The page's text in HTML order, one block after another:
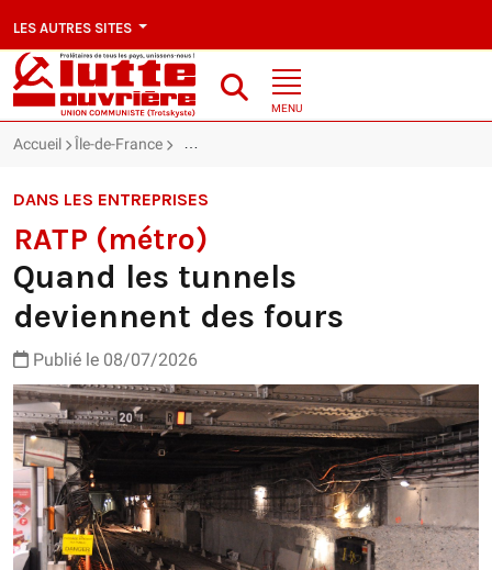
LES AUTRES SITES
MENU
Accueil Île-de-France RATP (métro) : Quand les tunnels deviennent
DANS LES ENTREPRISES
RATP (métro)
Quand les tunnels
deviennent des fours
Publié le 08/07/2026